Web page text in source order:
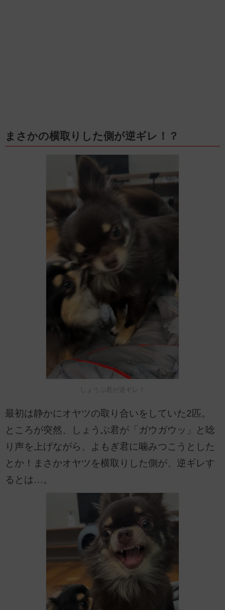
まさかの横取りした側が逆ギレ！？
しょうぶ君が逆ギレ！
最初は静かにオヤツの取り合いをしていた2匹。
ところが突然、しょうぶ君が「ガウガウッ」と唸
り声を上げながら、よもぎ君に噛みつこうとした
とか！まさかオヤツを横取りした側が、逆ギレす
るとは…。